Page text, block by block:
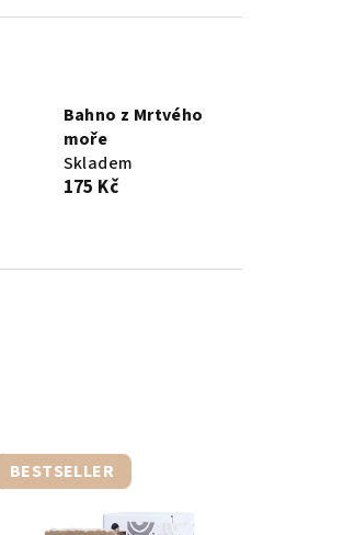
Bahno z Mrtvého
moře
Skladem
175 Kč
BESTSELLER